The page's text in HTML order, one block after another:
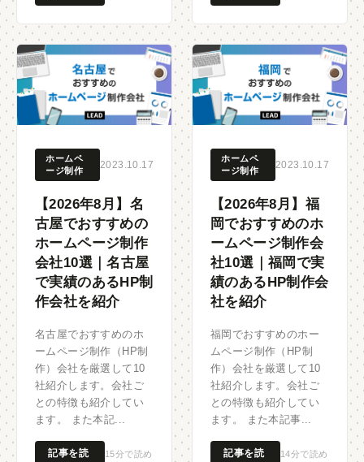
ホームペ
ージ制作
2023.10.17
【2026年8月】名
古屋でおすすめの
ホームページ制作
会社10選｜名古屋
で実績のあるHP制
作会社を紹介
名古屋でおすすめのホ
ームページ制作（HP制
作）会社を厳選して10
社紹介します。会社ご
との特徴も紹介してい
ます。 また本記...
15分で読め
記事を読
ホームペ
ージ制作
2023.10.17
【2026年8月】福
岡でおすすめのホ
ームページ制作会
社10選｜福岡で実
績のあるHP制作会
社を紹介
福岡でおすすめのホー
ムページ制作（HP制
作）会社を厳選して10
社紹介します。会社ご
との特徴も紹介してい
ます。 また本記事...
14分で読め
記事を読